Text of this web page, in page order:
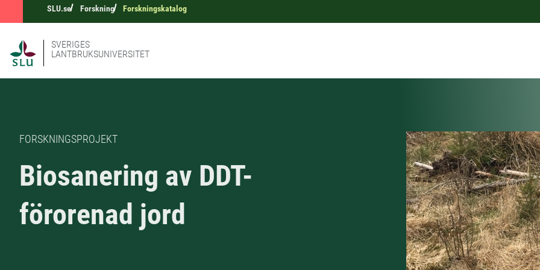
SLU.se Forskning Forskningskatalog
SVERIGES
LANTBRUKSUNIVERSITET
FORSKNINGSPROJEKT
Biosanering av DDT-
förorenad jord